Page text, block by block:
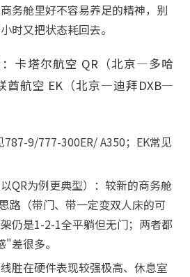
务舱里好不容易养足的精神，别
时又把状态耗回去。
卡塔尔航空 QR（北京—多哈
酋航空 EK（北京—迪拜DXB—
787-9/777-300ER/ A350；EK常见
QR为例更典型）：较新的商务舱
路（带门、带一定变双人床的可
仍是1-2-1全平躺但无门；两者都
差很多。
胜在硬件表现较强极高、休息室